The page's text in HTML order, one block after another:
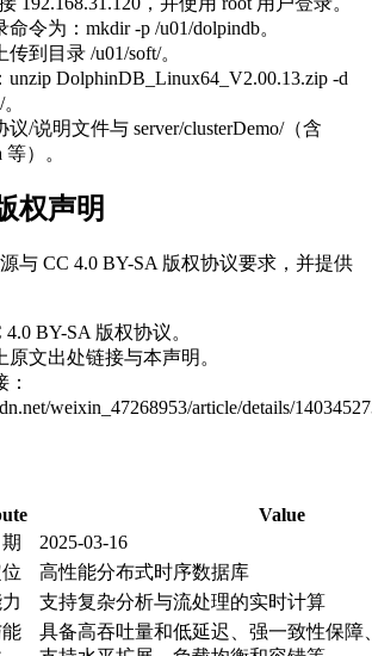
令为：mkdir -p /u01/dolpindb。
到目录 /u01/soft/。
DolphinDB_Linux64_V2.00.13.zip -d
/说明文件与 server/clusterDemo/（含
）。
权声明
与 CC 4.0 BY-SA 版权协议要求，并提供
BY-SA 版权协议。
原文出处链接与本声明。
weixin_47268953/article/details/
Value
2025-03-16
高性能分布式时序数据库
支持复杂分析与流处理的实时计算
具备高吞吐量和低延迟、强一致性保障